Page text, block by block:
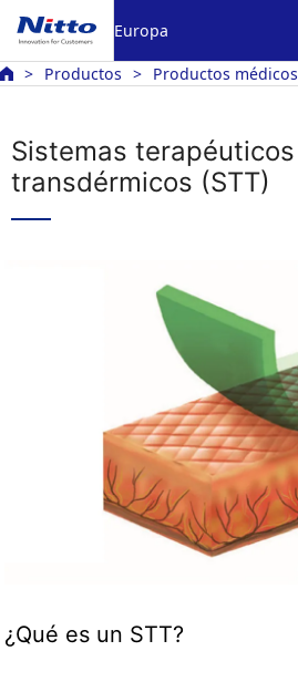
Europa
Productos Productos médicos
Sistemas terapéuticos
transdérmicos (STT)
¿Qué es un STT?